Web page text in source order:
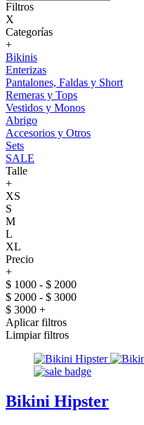
Filtros
X
Categorías
+
Bikinis
Enterizas
Pantalones, Faldas y Short
Remeras y Tops
Vestidos y Monos
Abrigo
Accesorios y Otros
Sets
SALE
Talle
+
XS
S
M
L
XL
Precio
+
$ 1000 - $ 2000
$ 2000 - $ 3000
$ 3000 +
Aplicar filtros
Limpiar filtros
Bikini Hipster